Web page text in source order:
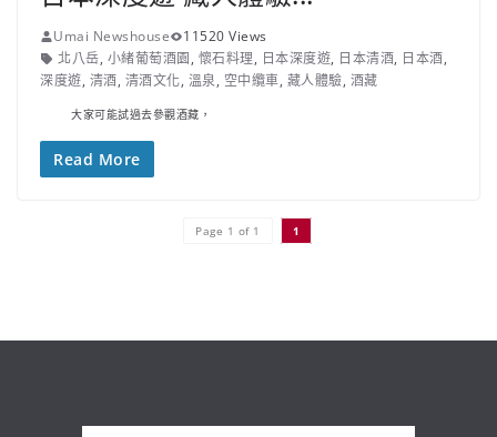
Umai Newshouse
11520 Views
北八岳, 小緒葡萄酒園, 懷石料理, 日本深度遊, 日本清酒, 日本酒,
深度遊, 清酒, 清酒文化, 溫泉, 空中纜車, 藏人體驗, 酒藏
大家可能試過去參觀酒藏，
Read More
Page 1 of 1 1